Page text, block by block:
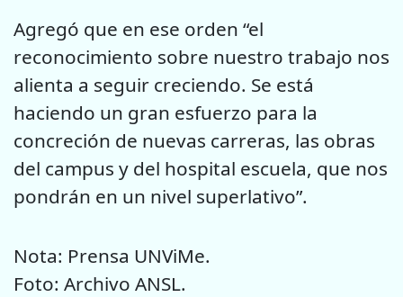
Agregó que en ese orden “el
reconocimiento sobre nuestro trabajo nos
alienta a seguir creciendo. Se está
haciendo un gran esfuerzo para la
concreción de nuevas carreras, las obras
del campus y del hospital escuela, que nos
pondrán en un nivel superlativo”.
Nota: Prensa UNViMe.
Foto: Archivo ANSL.